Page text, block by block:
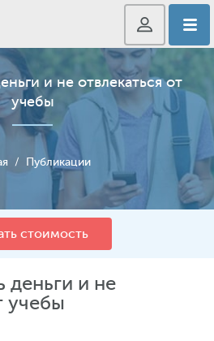
и не отвлекаться от
учебы
/ Публикации
стоимость
деньги и не
учебы